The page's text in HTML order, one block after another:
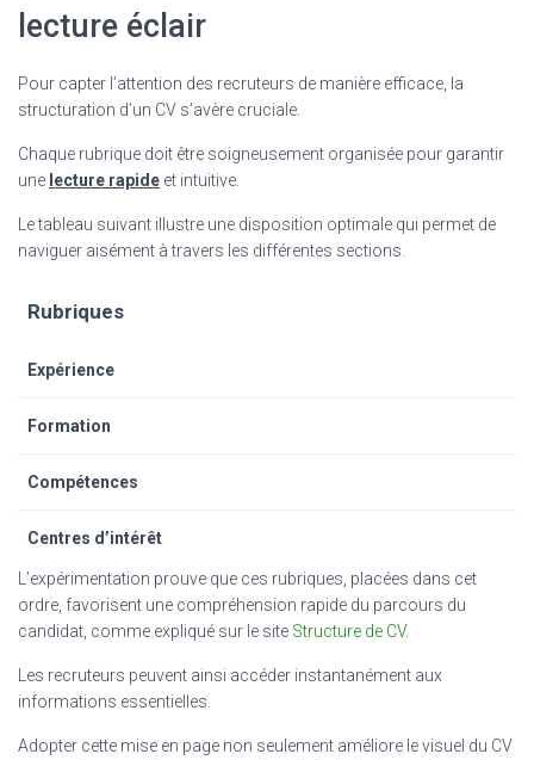
lecture éclair
Pour capter l’attention des recruteurs de manière efficace, la
structuration d’un CV s’avère cruciale.
Chaque rubrique doit être soigneusement organisée pour garantir
une lecture rapide et intuitive.
Le tableau suivant illustre une disposition optimale qui permet de
naviguer aisément à travers les différentes sections.
Rubriques
Expérience
Formation
Compétences
Centres d’intérêt
L’expérimentation prouve que ces rubriques, placées dans cet
ordre, favorisent une compréhension rapide du parcours du
candidat, comme expliqué sur le site Structure de CV.
Les recruteurs peuvent ainsi accéder instantanément aux
informations essentielles.
Adopter cette mise en page non seulement améliore le visuel du CV